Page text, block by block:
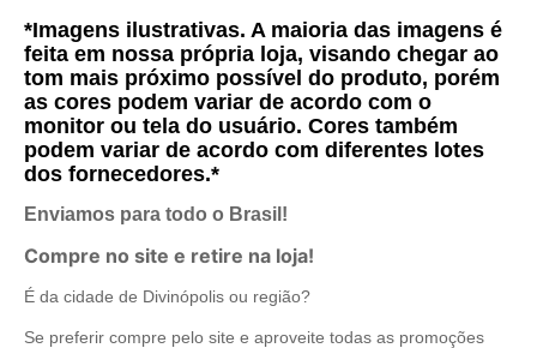
*Imagens ilustrativas. A maioria das imagens é
feita em nossa própria loja, visando chegar ao
tom mais próximo possível do produto, porém
as cores podem variar de acordo com o
monitor ou tela do usuário. Cores também
podem variar de acordo com diferentes lotes
dos fornecedores.*
Enviamos para todo o Brasil!
Compre no site e retire na loja!
É da cidade de Divinópolis ou região?
Se preferir compre pelo site e aproveite todas as promoções